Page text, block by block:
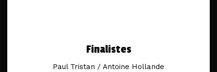
Finalistes
Paul Tristan / Antoine Hollande